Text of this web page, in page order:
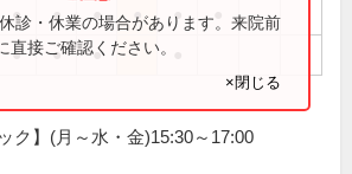
● ● ● ● ●
● ● ●
診・休業の場合があります。来院前
直接ご確認ください。
×閉じる
ク】(月～水・金)15:30～17:00